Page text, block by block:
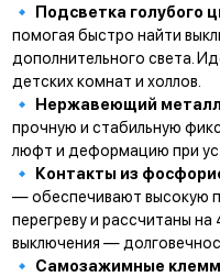
🔹 Подсветка голубого
помогая быстро найти
дополнительного света.
детских комнат и холлов.
🔹 Нержавеющий
прочную и стабильную
люфт и деформацию при
🔹 Контакты из
— обеспечивают высокую
перегреву и рассчитаны
выключения —
🔹 Самозажимные